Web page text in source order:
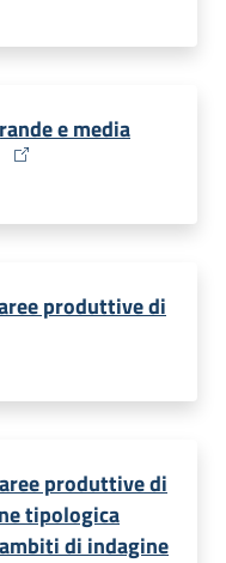
e media
produttive di
produttive di
tipologica
di indagine